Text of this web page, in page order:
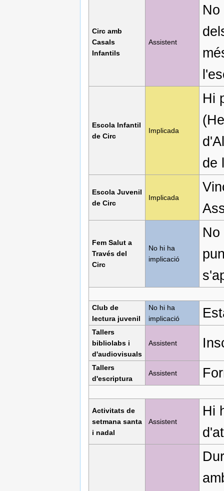
Circ amb
Casals
Infantils
Assistent
Escola Infantil
de Circ
Implicada
Hi
de
Escola Juvenil
de Circ
Implicada
Fem Salut a
Través del
Circ
No hi ha
implicació
No
Club de
lectura juvenil
No hi ha
implicació
Tallers
bibliolabs i
d'audiovisuals
Assistent
Tallers
d'escriptura
Assistent
Activitats de
setmana santa
i nadal
Assistent
Hi